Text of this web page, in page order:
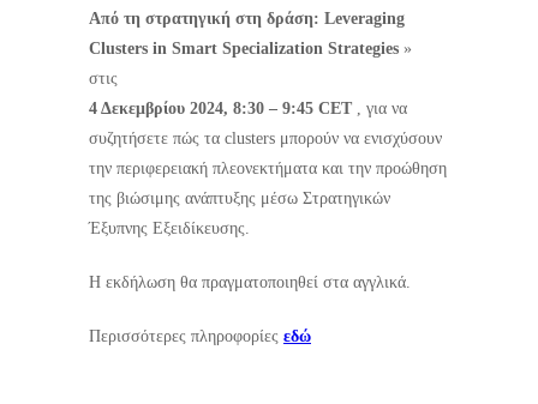
Από τη στρατηγική στη δράση: Leveraging
Clusters in Smart Specialization Strategies »
στις
4 Δεκεμβρίου 2024, 8:30 – 9:45 CET , για να
συζητήσετε πώς τα clusters μπορούν να ενισχύσουν
την περιφερειακή πλεονεκτήματα και την προώθηση
της βιώσιμης ανάπτυξης μέσω Στρατηγικών
Έξυπνης Εξειδίκευσης.
Η εκδήλωση θα πραγματοποιηθεί στα αγγλικά.
Περισσότερες πληροφορίες εδώ